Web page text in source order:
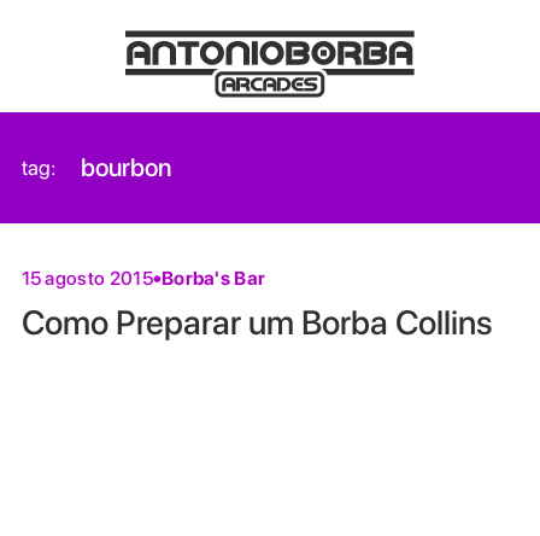
tag: bourbon
15 agosto 2015 Borba's Bar
Como Preparar um Borba Collins